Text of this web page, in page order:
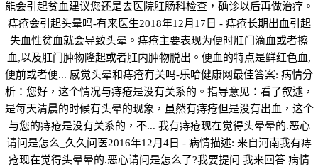
能会引起贫血建议您还是去医院肛肠科检查，确诊以后再做治疗。
痔疮会引起头晕吗-有来医生2018年12月17日 - 痔疮长期出血引起
失血性贫血就会导致头晕。痔疮主要表现为便时肛门滴血或者擦
血,以及肛门肿物隆起或者肛内肿物脱出。便血的特点是鲜红色血,
便前或者便... 感觉头晕和痔疮有关吗-乐哈健康网最佳答案: 病情分
析：您好，这个情况与痔疮是没有关系的。指导意见：看了叙述，
是每天清晨的时候有头晕的现象，虽然有痔疮但是没有出血，这个
与您的痔疮是没有关系的，不... 我有痔疮现在觉得头晕晕的.恶心
请问是怎么_久久问医2016年12月4日 - 病情描述: 来自河南我有痔
疮现在觉得头晕晕的.恶心请问是怎么了?我要提问 我来回答 病情